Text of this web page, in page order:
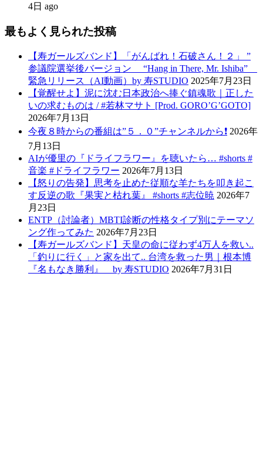
4日 ago
最もよく見られた投稿
【寿ガールズバンド】「がんばれ！石破さん！２」 ”
参議院選挙後バージョン “Hang in There, Mr. Ishiba”
緊急リリース（AI動画）by 寿STUDIO 2025年7月23日
【覚醒せよ】泥に沈む日本政治へ捧ぐ鎮魂歌｜正した
いの求むものは / #若林マサト [Prod. GORO’G’GOTO]
2026年7月13日
今夜８時からの番組は”５．０”チャンネルから❗️ 2026年
7月13日
AIが優里の『ドライフラワー』を聴いたら… #shorts #
音楽 #ドライフラワー 2026年7月13日
【怒りの告発】思考を止めた従順な羊たちを叩き起こ
す反逆の歌『果実と枯れ葉』 #shorts #志位暁 2026年7
月23日
ENTP（討論者）MBTI診断の性格タイプ別にテーマソ
ング作ってみた 2026年7月23日
【寿ガールズバンド】天皇の命に従わず4万人を救い..
「釣りに行く」と家を出て.. 台湾を救った男｜根本博
『名もなき勝利』 by 寿STUDIO 2026年7月31日